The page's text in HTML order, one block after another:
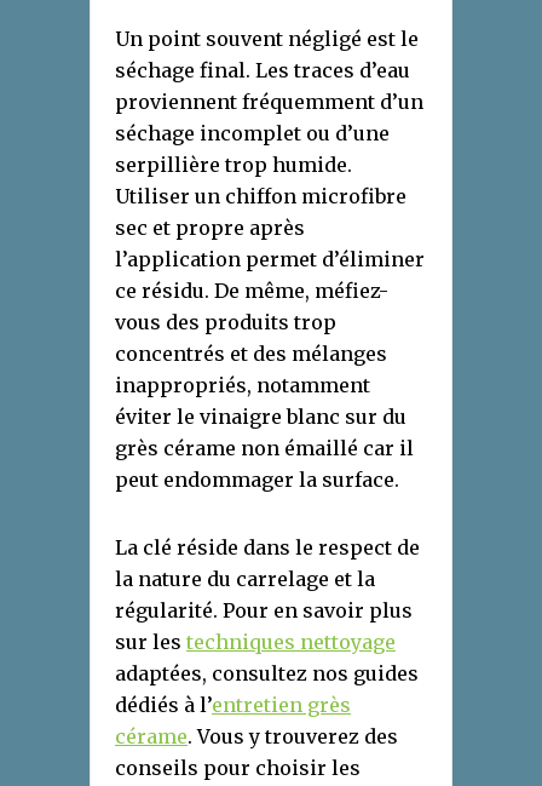
Un point souvent négligé est le
séchage final. Les traces d’eau
proviennent fréquemment d’un
séchage incomplet ou d’une
serpillière trop humide.
Utiliser un chiffon microfibre
sec et propre après
l’application permet d’éliminer
ce résidu. De même, méfiez-
vous des produits trop
concentrés et des mélanges
inappropriés, notamment
éviter le vinaigre blanc sur du
grès cérame non émaillé car il
peut endommager la surface.
La clé réside dans le respect de
la nature du carrelage et la
régularité. Pour en savoir plus
sur les techniques nettoyage
adaptées, consultez nos guides
dédiés à l’entretien grès
cérame. Vous y trouverez des
conseils pour choisir les